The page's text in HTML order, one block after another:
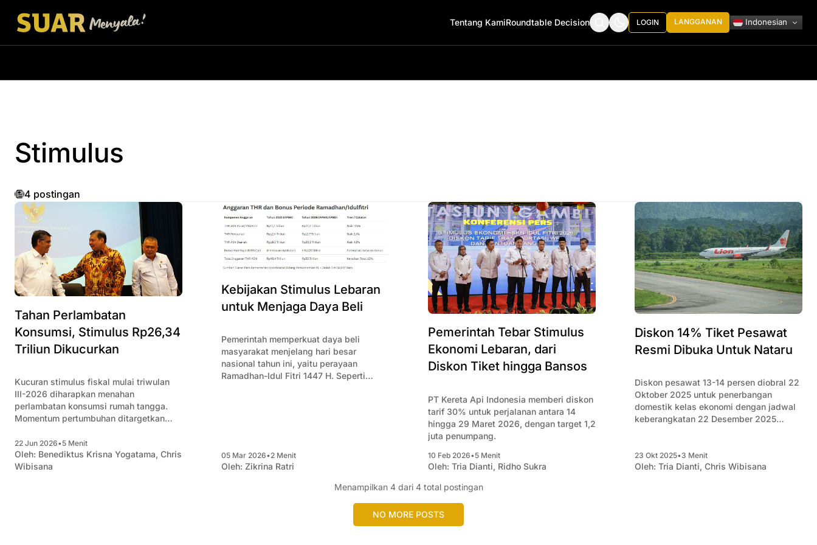
Tentang KamiRoundtable Decision LOGIN LANGGANAN Indonesian
Stimulus
4 postingan
Tahan Perlambatan
Konsumsi, Stimulus Rp26,34
Triliun Dikucurkan
Kucuran stimulus fiskal mulai triwulan
III-2026 diharapkan menahan
perlambatan konsumsi rumah tangga.
Momentum pertumbuhan ditargetkan
pemerintah menjadi penopang.
22 Jun 2026•5 Menit
Oleh: Benediktus Krisna Yogatama, Chris
Wibisana
Kebijakan Stimulus Lebaran
untuk Menjaga Daya Beli
Pemerintah memperkuat daya beli
masyarakat menjelang hari besar
nasional tahun ini, yaitu perayaan
Ramadhan-Idul Fitri 1447 H. Seperti
05 Mar 2026•2 Menit
Oleh: Zikrina Ratri
Pemerintah Tebar Stimulus
Ekonomi Lebaran, dari
Diskon Tiket hingga Bansos
PT Kereta Api Indonesia memberi diskon
tarif 30% untuk perjalanan antara 14
hingga 29 Maret 2026, dengan target 1,2
juta penumpang.
10 Feb 2026•5 Menit
Oleh: Tria Dianti, Ridho Sukra
Diskon 14% Tiket Pesawat
Resmi Dibuka Untuk Nataru
Diskon pesawat 13-14 persen diobral 22
Oktober 2025 untuk penerbangan
domestik kelas ekonomi dengan jadwal
keberangkatan 22 Desember 2025
23 Okt 2025•3 Menit
Oleh: Tria Dianti, Chris Wibisana
Menampilkan 4dari 4 total postingan
NO MORE POSTS